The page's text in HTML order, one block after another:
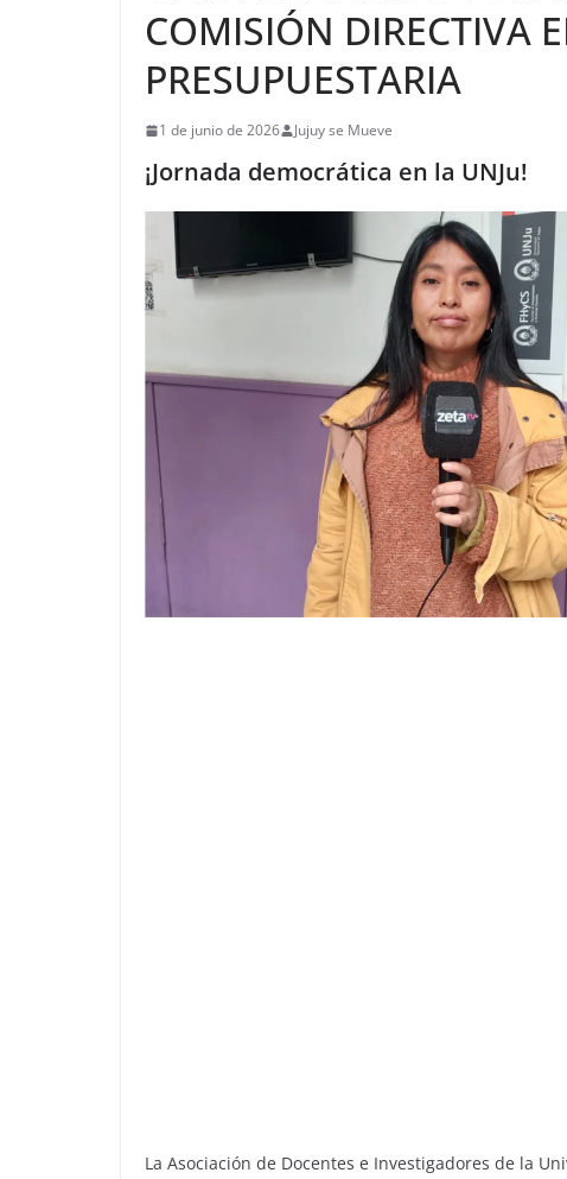
COMISIÓN DIRECTIVA
PRESUPUESTARIA
1 de junio de 2026 Jujuy se Mueve
¡Jornada democrática en la UNJu!
La Asociación de Docentes e Investigadores de la